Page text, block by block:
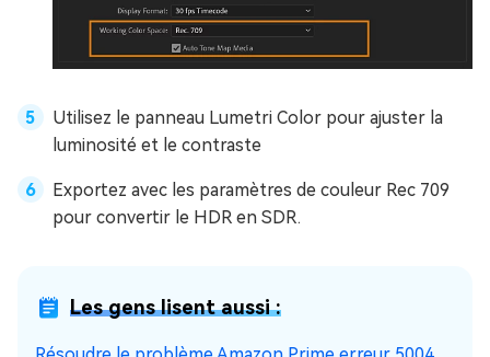
Utilisez le panneau Lumetri Color pour ajuster la
luminosité et le contraste
Exportez avec les paramètres de couleur Rec 709
pour convertir le HDR en SDR.
Les gens lisent aussi :